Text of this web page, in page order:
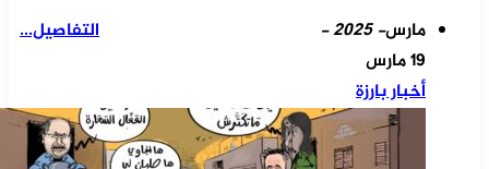
التفاصيل...
مارس- 2025 -
19 مارس
أخبار بارزة